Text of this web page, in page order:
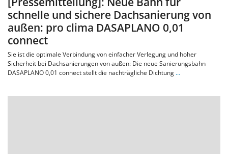
schnelle und sichere Dachsanierung von
außen: pro clima DASAPLANO 0,01
connect
Sie ist die optimale Verbindung von einfacher Verlegung und hoher
Sicherheit bei Dachsanierungen von außen: Die neue Sanierungsbahn
DASAPLANO 0,01 connect stellt die nachträgliche Dichtung …